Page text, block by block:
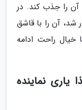
آن را جذب کند. در
شد، آن را با قاشق
خیال راحت ادامه
نماینده